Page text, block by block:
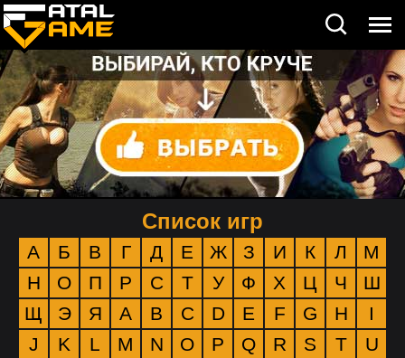
Список игр
А Б В Г Д Е Ж З И К Л
М
Н
О П Р С Т У Ф Х Ц Ч
Ш
Щ
Э Я A B C D E F G H
I
J
K L M N O P Q R S T
U